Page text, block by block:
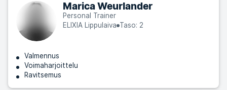
Marica Weurlander
Personal Trainer
ELIXIA Lippulaiva Taso: 2
Valmennus
Voimaharjoittelu
Ravitsemus